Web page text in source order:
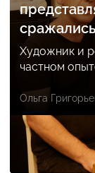
Художник и
частном
Ольга